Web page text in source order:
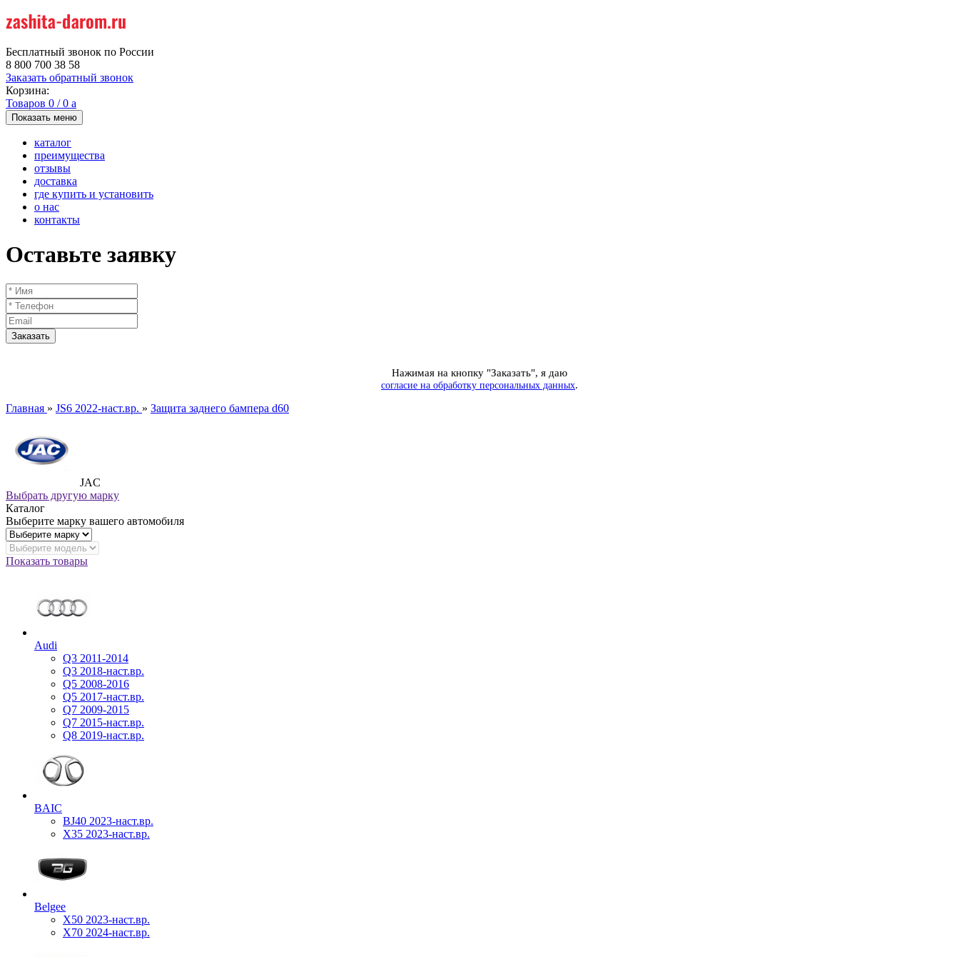
Бесплатный звонок по России
8 800 700 38 58
Заказать обратный звонок
Корзина:
Товаров 0 /0 a
Показать меню
каталог
преимущества
отзывы
доставка
где купить и установить
о нас
контакты
Оставьте заявку
Нажимая на кнопку "Заказать", я даю
согласие на обработку персональных данных.
Главная » JS6 2022-наст.вр. » Защита заднего бампера d60
JAC
Выбрать другую марку
Каталог
Выберите марку вашего автомобиля
Показать товары
Audi
Q3 2011-2014
Q3 2018-наст.вр.
Q5 2008-2016
Q5 2017-наст.вр.
Q7 2009-2015
Q7 2015-наст.вр.
Q8 2019-наст.вр.
BAIC
BJ40 2023-наст.вр.
X35 2023-наст.вр.
Belgee
X50 2023-наст.вр.
X70 2024-наст.вр.